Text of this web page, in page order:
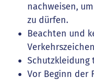
nachweisen,
zu dürfen.
Beachten und
Schutzkleidung
Vor Beginn der